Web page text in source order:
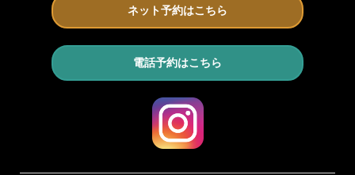
ネット予約はこちら
電話予約はこちら